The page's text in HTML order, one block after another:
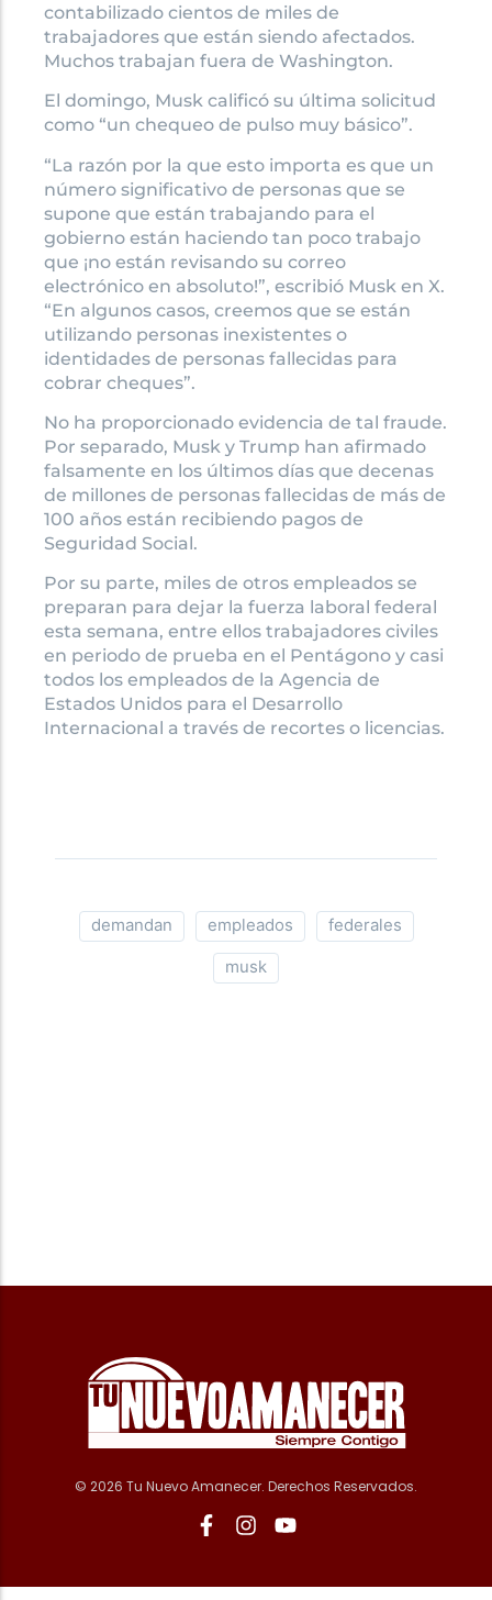
contabilizado cientos de miles de
trabajadores que están siendo afectados.
Muchos trabajan fuera de Washington.
El domingo, Musk calificó su última solicitud
como “un chequeo de pulso muy básico”.
“La razón por la que esto importa es que un
número significativo de personas que se
supone que están trabajando para el
gobierno están haciendo tan poco trabajo
que ¡no están revisando su correo
electrónico en absoluto!”, escribió Musk en X.
“En algunos casos, creemos que se están
utilizando personas inexistentes o
identidades de personas fallecidas para
cobrar cheques”.
No ha proporcionado evidencia de tal fraude.
Por separado, Musk y Trump han afirmado
falsamente en los últimos días que decenas
de millones de personas fallecidas de más de
100 años están recibiendo pagos de
Seguridad Social.
Por su parte, miles de otros empleados se
preparan para dejar la fuerza laboral federal
esta semana, entre ellos trabajadores civiles
en periodo de prueba en el Pentágono y casi
todos los empleados de la Agencia de
Estados Unidos para el Desarrollo
Internacional a través de recortes o licencias.
demandan empleados
federales
musk
© 2026 Tu Nuevo Amanecer. Derechos Reservados.